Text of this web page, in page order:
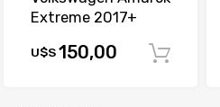
Extreme 2017+
U$S150,00